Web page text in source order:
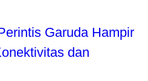
Garuda Hampir
dan